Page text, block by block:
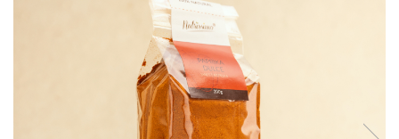
BĂUTURI / LAPTE VEGETAL
CREME ȘI PASTE TARTINABILE